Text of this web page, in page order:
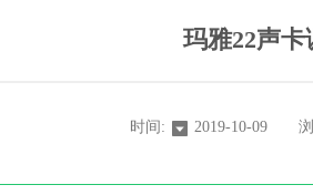
玛雅22声
时间:  2019-10-09